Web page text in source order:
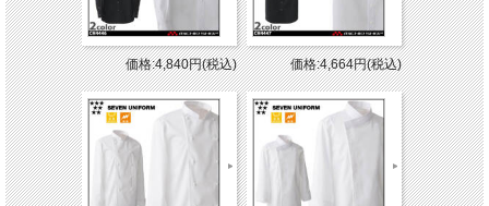
価格:4,840円(税込) 価格:4,664円(税込)